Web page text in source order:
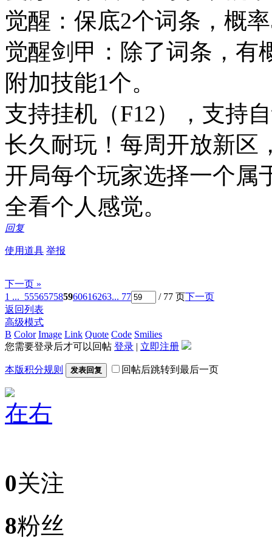
觉醒：保底2个词条，概
觉醒剑甲：除了词条，有
附加技能1个。
支持挂机（F12），支持
长久耐玩！每周开放新区
开局每个玩家选择一个属
全看个人感觉。
回复
使用道具 举报
下一页 »
1 ... 555657585960616263... 77 / 77 页下一页
返回列表
高级模式
B Color Image Link Quote Code Smilies
您需要登录后才可以回帖 登录 | 立即注册
本版积分规则 发表回复 回帖后跳转到最后一页
在右
0关注
8粉丝